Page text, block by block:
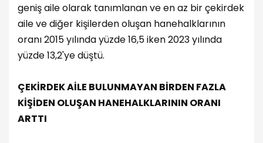
geniş aile olarak tanımlanan ve en az bir çekirdek
aile ve diğer kişilerden oluşan hanehalklarının
oranı 2015 yılında yüzde 16,5 iken 2023 yılında
yüzde 13,2'ye düştü.
ÇEKİRDEK AİLE BULUNMAYAN BİRDEN FAZLA
KİŞİDEN OLUŞAN HANEHALKLARININ ORANI
ARTTI